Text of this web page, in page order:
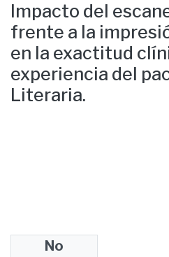
Statistics
Impacto del
frente a la
en la exactitud
experiencia del
Literaria.
No